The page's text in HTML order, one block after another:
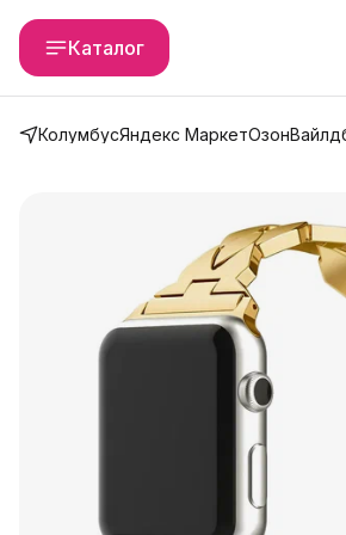
Каталог
КолумбусЯндекс МаркетОзон